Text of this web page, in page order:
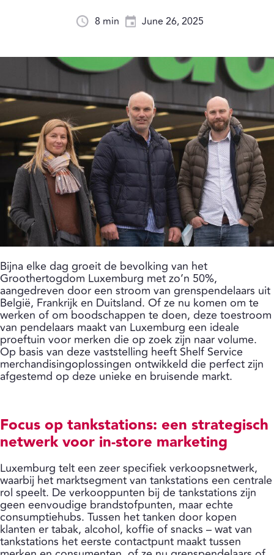
8 min June 26, 2025
Bijna elke dag groeit de bevolking van het
Groothertogdom Luxemburg met zo’n 50%,
aangedreven door een stroom van grenspendelaars uit
België, Frankrijk en Duitsland. Of ze nu komen om te
werken of om boodschappen te doen, deze toestroom
van pendelaars maakt van Luxemburg een ideale
proeftuin voor merken die op zoek zijn naar volume.
Op basis van deze vaststelling heeft Shelf Service
merchandisingoplossingen ontwikkeld die perfect zijn
afgestemd op deze unieke en bruisende markt.
Focus op tankstations: een strategisch
netwerk voor in-store marketing
Luxemburg telt een zeer specifiek verkoopsnetwerk,
waarbij het marktsegment van tankstations een centrale
rol speelt. De verkooppunten bij de tankstations zijn
geen eenvoudige brandstofpunten, maar echte
consumptiehubs. Tussen het tanken door kopen
klanten er tabak, alcohol, koffie of snacks – wat van
tankstations het eerste contactpunt maakt tussen